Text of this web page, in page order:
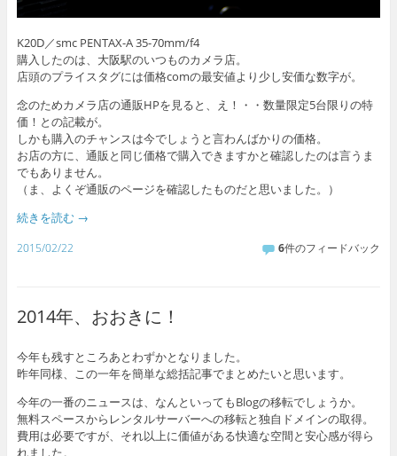
K20D／smc PENTAX-A 35-70mm/f4
購入したのは、大阪駅のいつものカメラ店。
店頭のプライスタグには価格comの最安値より少し安価な数字が。
念のためカメラ店の通販HPを見ると、え！・・数量限定5台限りの特
価！との記載が。
しかも購入のチャンスは今でしょうと言わんばかりの価格。
お店の方に、通販と同じ価格で購入できますかと確認したのは言うま
でもありません。
（ま、よくぞ通販のページを確認したものだと思いました。）
続きを読む →
2015/02/22 6件のフィードバック
2014年、おおきに！
今年も残すところあとわずかとなりました。
昨年同様、この一年を簡単な総括記事でまとめたいと思います。
今年の一番のニュースは、なんといってもBlogの移転でしょうか。
無料スペースからレンタルサーバーへの移転と独自ドメインの取得。
費用は必要ですが、それ以上に価値がある快適な空間と安心感が得ら
れました。